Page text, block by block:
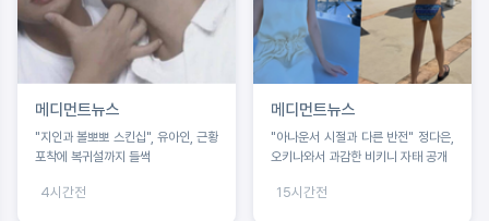
메디먼트뉴스
"지인과 볼뽀뽀 스킨십", 유아인, 근황
포착에 복귀설까지 들썩
4시간전
메디먼트뉴스
"아나운서 시절과 다른 반전" 정다은,
오키나와서 과감한 비키니 자태 공개
15시간전